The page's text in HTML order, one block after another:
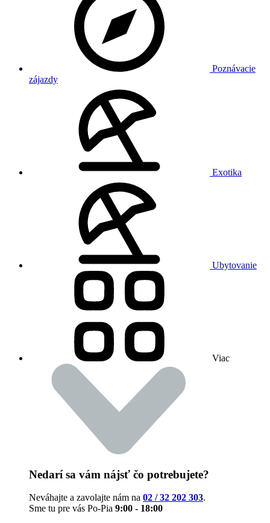
Poznávacie
zájazdy
Exotika
Ubytovanie
Viac
Nedarí sa vám nájsť čo potrebujete?
Neváhajte a zavolajte nám na 02 / 32 202 303.
Sme tu pre vás Po-Pia 9:00 - 18:00